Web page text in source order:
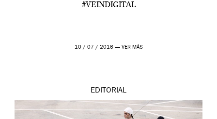
#VEINDIGITAL
10 / 07 / 2016 — VER MÁS
EDITORIAL